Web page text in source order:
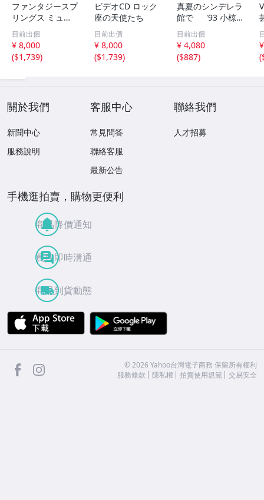
ファンタジースプ
リングス ミュー
ジック・アルバム
(デラックス)(限定
盤)(4枚組) 中古 Y
1
目前出價
¥ 8,000
($1,739)
ビデオCD ロック
座の天使たち
目前出價
¥ 8,000
($1,739)
真夏のシンデレラ
館で '93 小椋
佳ファミリーミュ
ージカル (アルゴ
ミュージカルキッ
ズ) VCD 未開
目前出價
¥ 4,080
($887)
(
關於我們
新聞中心
服務說明
客服中心
常見問答
聯絡客服
最新公告
聯絡我們
人才招募
手機逛拍賣，購物更便利
商品降價通知
買賣即時溝通
商品到貨動態
APP Store
facebook ©2026 Yahoo台灣電子商務 保留所有權利
服務條款
隱私權 拍賣使用規範 交易安全